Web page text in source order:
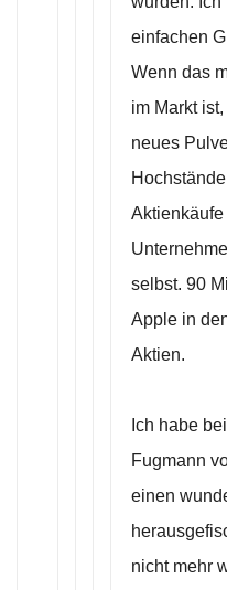
einfachen
Wenn das
im Markt
neues
selbst. 90
Apple in
Aktien.
Ich habe
Fugmann
einen
nicht mehr